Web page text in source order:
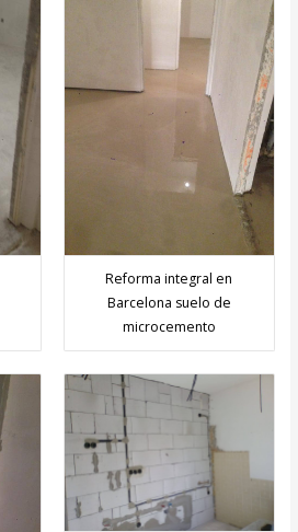
Reforma integral en
Barcelona suelo de
microcemento